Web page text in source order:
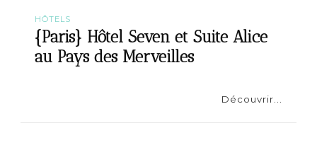
HÔTELS
{Paris} Hôtel Seven et Suite Alice
au Pays des Merveilles
Découvrir...